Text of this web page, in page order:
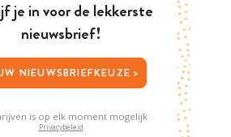
je in voor de lekkerste
nieuwsbrief!
JOUW NIEUWSBRIEFKEUZE >
is op elk moment mogelijk
Privacybeleid